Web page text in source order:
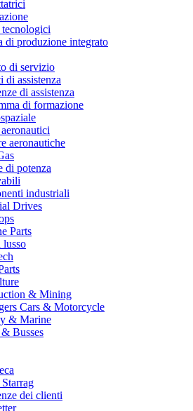
di produzione integrato
di servizio
di assistenza
di assistenza
di formazione
aeronautiche
di potenza
industriali
Drives
Parts
& Mining
Cars & Motorcycle
& Marine
Busses
dei clienti